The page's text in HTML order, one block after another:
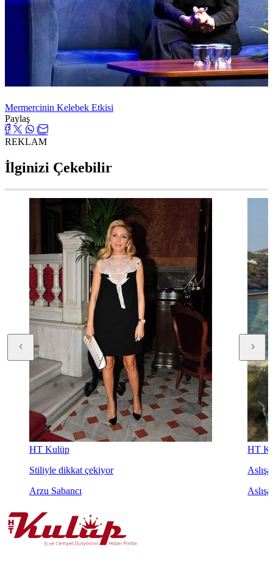
Mermercinin Kelebek Etkisi
Paylaş
REKLAM
İlginizi Çekebilir
HT Kulüp
Stiliyle dikkat çekiyor
Arzu Sabancı
HT